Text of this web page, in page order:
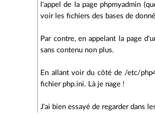
l'appel de la page phpmyadmin
voir les fichiers des bases de
Par contre, en appelant la page
sans contenu non plus.
En allant voir du côté de /etc/
fichier php.ini. Là je nage !
J'ai bien essayé de regarder dans